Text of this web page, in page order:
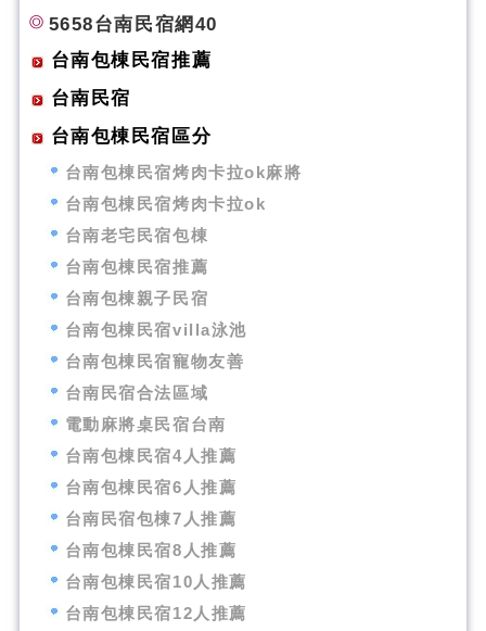
5658台南民宿網40
台南包棟民宿推薦
台南民宿
台南包棟民宿區分
台南包棟民宿烤肉卡拉ok麻將
台南包棟民宿烤肉卡拉ok
台南老宅民宿包棟
台南包棟民宿推薦
台南包棟親子民宿
台南包棟民宿villa泳池
台南包棟民宿寵物友善
台南民宿合法區域
電動麻將桌民宿台南
台南包棟民宿4人推薦
台南包棟民宿6人推薦
台南民宿包棟7人推薦
台南包棟民宿8人推薦
台南包棟民宿10人推薦
台南包棟民宿12人推薦